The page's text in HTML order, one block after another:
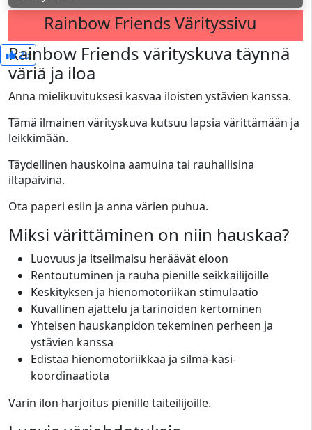
Rainbow Friends Värityssivu
25
Rainbow Friends värityskuva täynnä
väriä ja iloa
Anna mielikuvituksesi kasvaa iloisten ystävien kanssa.
Tämä ilmainen värityskuva kutsuu lapsia värittämään ja
leikkimään.
Täydellinen hauskoina aamuina tai rauhallisina
iltapäivinä.
Ota paperi esiin ja anna värien puhua.
Miksi värittäminen on niin hauskaa?
Luovuus ja itseilmaisu heräävät eloon
Rentoutuminen ja rauha pienille seikkailijoille
Keskityksen ja hienomotoriikan stimulaatio
Kuvallinen ajattelu ja tarinoiden kertominen
Yhteisen hauskanpidon tekeminen perheen ja
ystävien kanssa
Edistää hienomotoriikkaa ja silmä-käsi-
koordinaatiota
Värin ilon harjoitus pienille taiteilijoille.